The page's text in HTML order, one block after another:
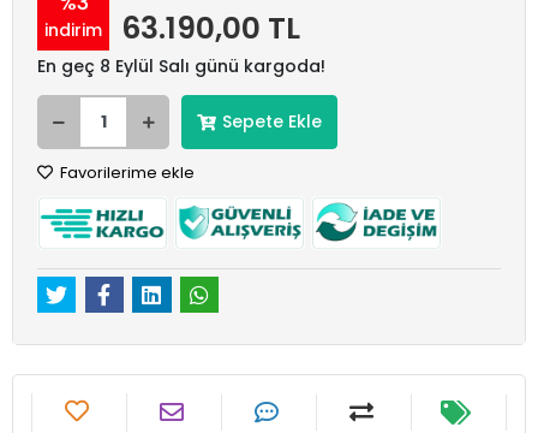
indirim 63.190,00 TL
En geç 8 Eylül Salı günü kargoda!
Sepete Ekle
Favorilerime ekle